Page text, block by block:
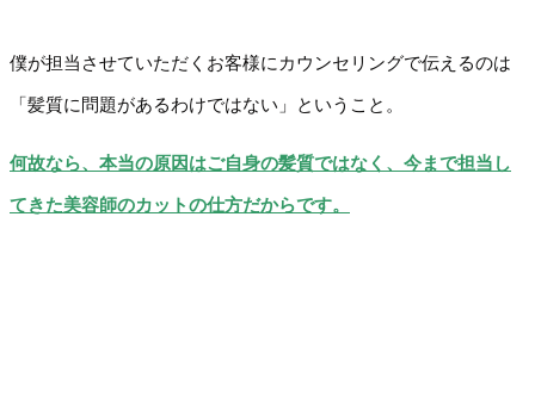
僕が担当させていただくお客様にカウンセリングで伝えるのは
「髪質に問題があるわけではない」ということ。
何故なら、本当の原因はご自身の髪質ではなく、今まで担当し
てきた美容師のカットの仕方だからです。